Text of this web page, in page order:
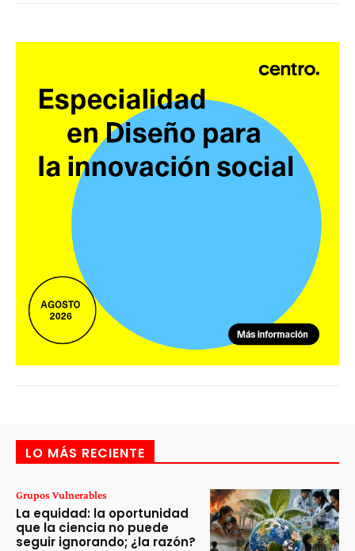
LO MÁS RECIENTE
Grupos Vulnerables
La equidad: la oportunidad
que la ciencia no puede
seguir ignorando; ¿la razón?